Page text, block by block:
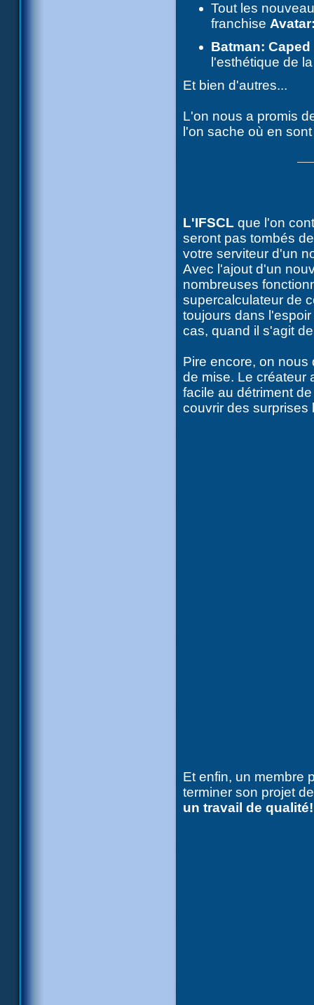
Tout les
franchise
Batman:
l'esthétique de
Et bien d'autres...
L'on nous a promis
l'on sache où en
L'IFSCLque l'on
seront pas tombés
votre serviteur d'un
Avec l'ajout d'un
nombreuses
supercalculateur de
toujours dans
cas, quand il s'agit
Pire encore, on
de mise. Le créateur
facile au détriment
couvrir des surprises
Et enfin, un membre
terminer son projet
un travail de qualité!